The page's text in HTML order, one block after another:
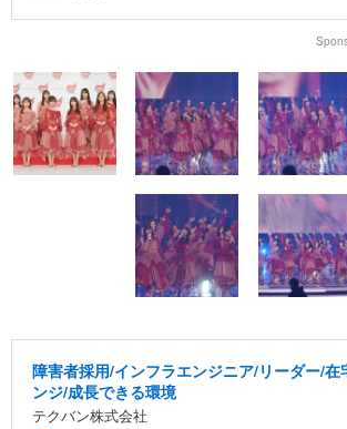
障害者採用/インフラエンジニア/リーダー/在
ンジ/成長できる環境
テクバン株式会社